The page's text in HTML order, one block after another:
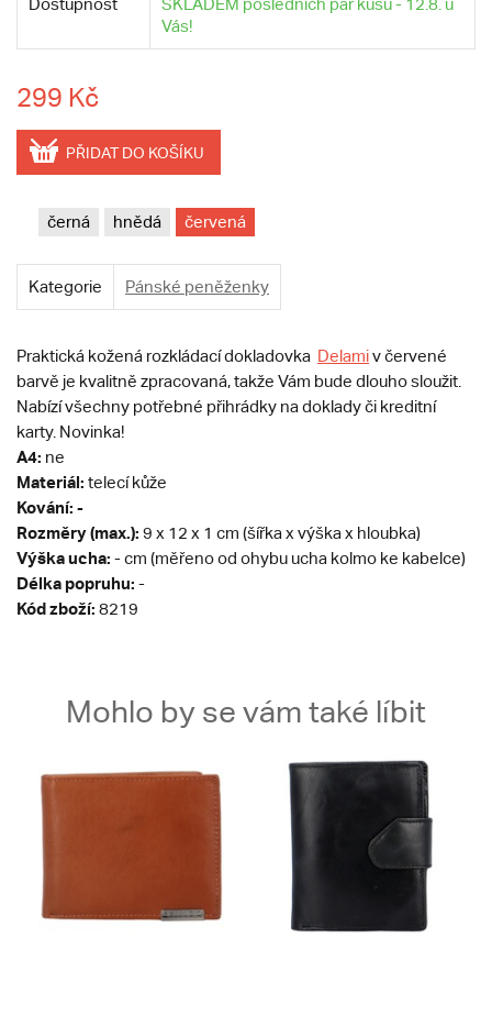
Dostupnost
SKLADEM posledních pár kusů - 12.8. u
Vás!
299 Kč
PŘIDAT DO KOŠÍKU
černá hnědá červená
Kategorie Pánské peněženky
Praktická kožená rozkládací dokladovka Delamiv červené
barvě je kvalitně zpracovaná, takže Vám bude dlouho sloužit.
Nabízí všechny potřebné přihrádky na doklady či kreditní
karty. Novinka!
A4: ne
Materiál: telecí kůže
Kování: -
Rozměry (max.): 9 x 12 x 1 cm (šířka x výška x hloubka)
Výška ucha: - cm (měřeno od ohybu ucha kolmo ke kabelce)
Délka popruhu: -
Kód zboží: 8219
Mohlo by se vám také líbit